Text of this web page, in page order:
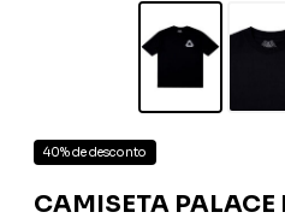
40% de desconto
CAMISETA PALACE